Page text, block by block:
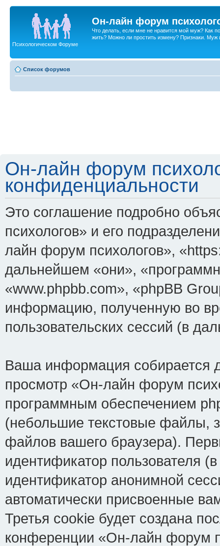
Он-лайн форум
Что делать, если мне не нравится мой муж? Как
жить? Можно ли простить измену? Признаки. Муж
Психологическом Форуме
Список форумов
Он-лайн форум
конфиденциальности
Это соглашение подробно
психологов» и его
лайн форум психологов»,
дальнейшем «они»,
«www.phpbb.com», «phpBB
информацию, полученную во
пользовательских сессий (в
Ваша информация собирается
просмотр «Он-лайн форум
программным обеспечением
(небольшие текстовые файлы,
файлов вашего браузера).
идентификатор пользователя
идентификатор анонимной
автоматически присвоенные
Третья cookie будет создана
конференции «Он-лайн форум